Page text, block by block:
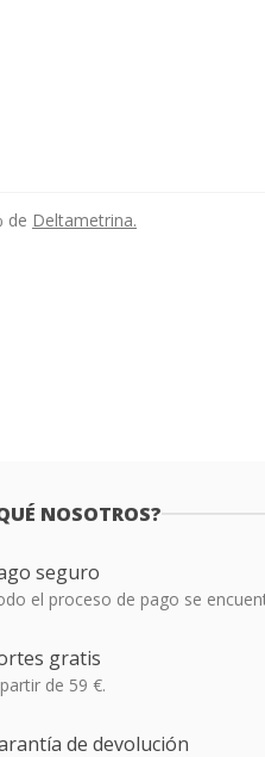
de Deltametrina.
NOSOTROS?
seguro
el proceso de pago se
gratis
de 59 €.
de devolución